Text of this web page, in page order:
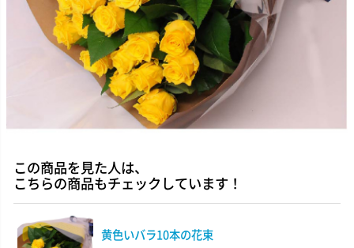
この商品を見た人は、
こちらの商品もチェックしています！
黄色いバラ10本の花束